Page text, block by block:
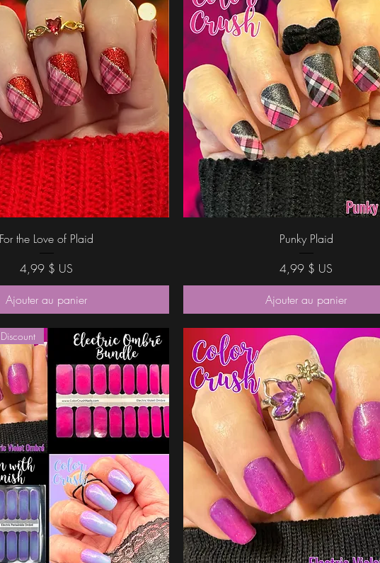
Aperçu rapide
For the Love of Plaid
Prix
4,99 $ US
Ajouter au panier
Aperçu rapide
Punky Plaid
Prix
4,99 $ US
Ajouter au panier